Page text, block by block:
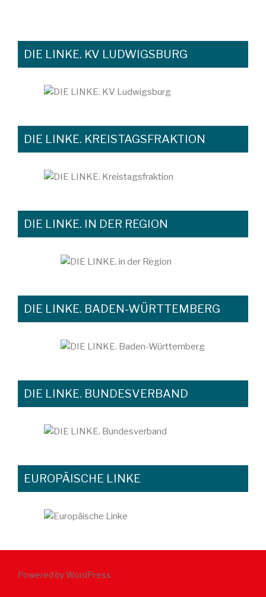
DIE LINKE. KV LUDWIGSBURG
DIE LINKE. KREISTAGSFRAKTION
DIE LINKE. IN DER REGION
DIE LINKE. BADEN-WÜRTTEMBERG
DIE LINKE. BUNDESVERBAND
EUROPÄISCHE LINKE
Powered by WordPress